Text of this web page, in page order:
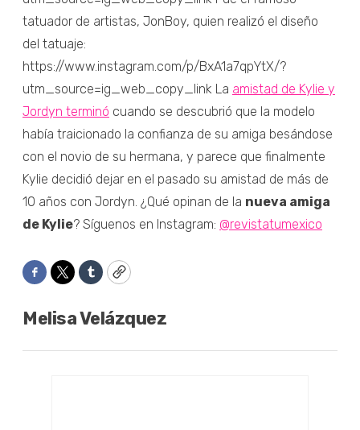
tatuador de artistas, JonBoy, quien realizó el diseño
del tatuaje:
https://www.instagram.com/p/BxA1a7qpYtX/?
utm_source=ig_web_copy_link La amistad de Kylie y
Jordyn terminó cuando se descubrió que la modelo
había traicionado la confianza de su amiga besándose
con el novio de su hermana, y parece que finalmente
Kylie decidió dejar en el pasado su amistad de más de
10 años con Jordyn. ¿Qué opinan de la nueva amiga
de Kylie? Síguenos en Instagram: @revistatumexico
Facebook
TwitterTumblrCopy
Melisa Velázquez